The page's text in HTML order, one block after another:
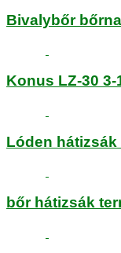
Bivalybőr
Konus LZ-30
Lóden hátizsák
bőr hátizsák